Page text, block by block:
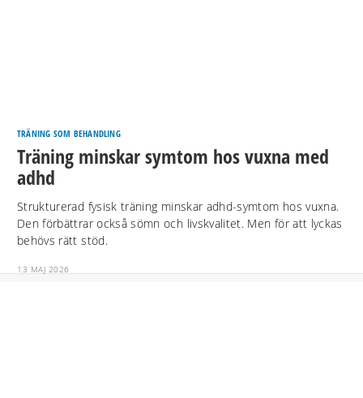
TRÄNING SOM BEHANDLING
Träning minskar symtom hos vuxna med
adhd
Strukturerad fysisk träning minskar adhd-symtom hos vuxna.
Den förbättrar också sömn och livskvalitet. Men för att lyckas
behövs rätt stöd.
13 MAJ 2026